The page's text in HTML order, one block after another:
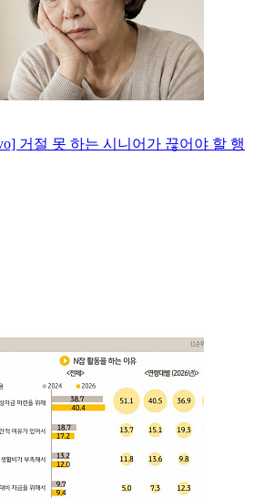
거절 못 하는 시니어가 끊어야 할 행